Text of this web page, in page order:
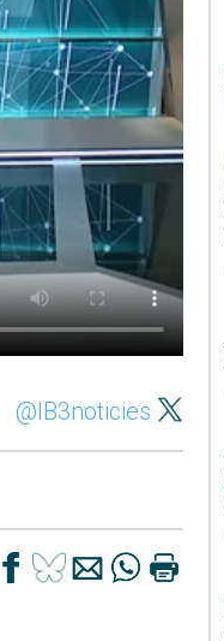
@IB3noticies